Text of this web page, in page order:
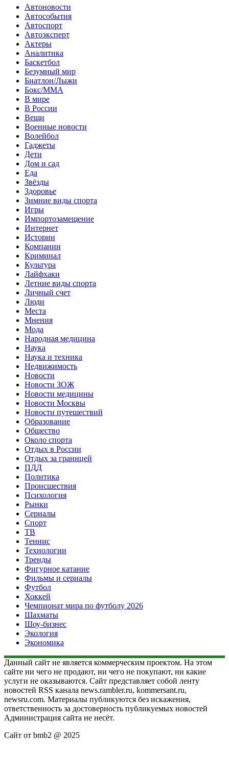
Автоновости
Автособытия
Автоспорт
Автоэксперт
Актеры
Аналитика
Баскетбол
Безумный мир
Биатлон/Лыжи
Бокс/MMA
В мире
В России
Вещи
Военные новости
Волейбол
Гаджеты
Дети
Дом и сад
Еда
Звёзды
Здоровье
Зимние виды спорта
Игры
Импортозамещение
Интернет
Истории
Компании
Криминал
Культура
Лайфхаки
Летние виды спорта
Личный счет
Люди
Места
Мнения
Мода
Народная медицина
Наука
Наука и техника
Недвижимость
Новости
Новости ЗОЖ
Новости медицины
Новости Москвы
Новости путешествий
Образование
Общество
Около спорта
Отдых в России
Отдых за границей
ПДД
Политика
Происшествия
Психология
Рынки
Сериалы
Спорт
ТВ
Теннис
Технологии
Тренды
Фигурное катание
Фильмы и сериалы
Футбол
Хоккей
Чемпионат мира по футболу 2026
Шахматы
Шоу-бизнес
Экология
Экономика
Данный сайт не является коммерческим проектом. На этом
сайте ни чего не продают, ни чего не покупают, ни какие
услуги не оказываются. Сайт представляет собой ленту
новостей RSS канала news.rambler.ru, kommersant.ru,
newsru.com. Материалы публикуются без искажения,
ответственность за достоверность публикуемых новостей
Администрация сайта не несёт.
Сайт от bmb2 @ 2025